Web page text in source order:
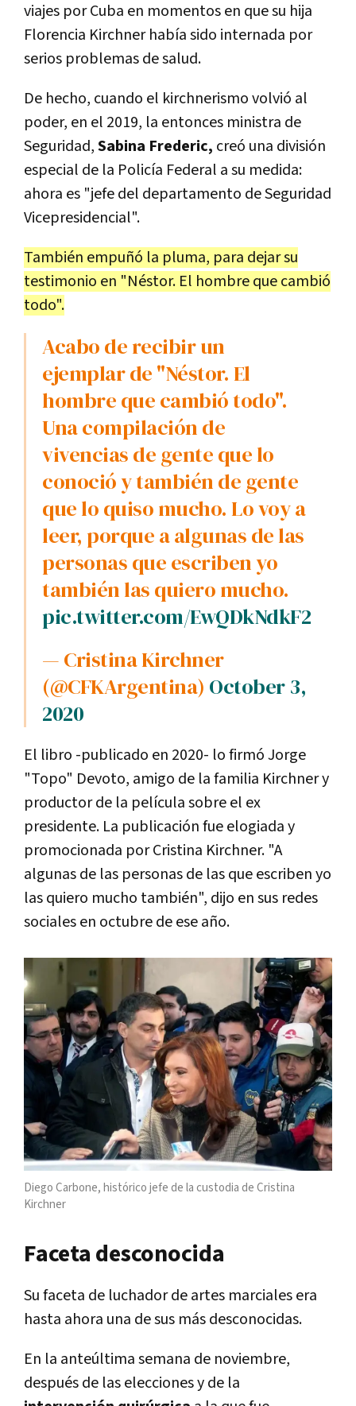
viajes por Cuba en momentos en que su hija
Florencia Kirchner había sido internada por
serios problemas de salud.
De hecho, cuando el kirchnerismo volvió al
poder, en el 2019, la entonces ministra de
Seguridad,Sabina Frederic, creó una división
especial de la Policía Federal a su medida:
ahora es "jefe del departamento de Seguridad
Vicepresidencial".
También empuñó la pluma, para dejar su
testimonio en "Néstor. El hombre que cambió
todo".
Acabo de recibir un
ejemplar de "Néstor. El
hombre que cambió todo".
Una compilación de
vivencias de gente que lo
conoció y también de gente
que lo quiso mucho. Lo voy a
leer, porque a algunas de las
personas que escriben yo
también las quiero mucho.
pic.twitter.com/EwQDkNdkF2
— Cristina Kirchner
(@CFKArgentina) October 3,
2020
El libro -publicado en 2020- lo firmó Jorge
"Topo" Devoto, amigo de la familia Kirchner y
productor de la película sobre el ex
presidente. La publicación fue elogiada y
promocionada por Cristina Kirchner. "A
algunas de las personas de las que escriben yo
las quiero mucho también", dijo en sus redes
sociales en octubre de ese año.
Diego Carbone, histórico jefe de la custodia de Cristina
Kirchner
Faceta desconocida
Su faceta de luchador de artes marciales era
hasta ahora una de sus más desconocidas.
En la anteúltima semana de noviembre,
después de las elecciones y de la